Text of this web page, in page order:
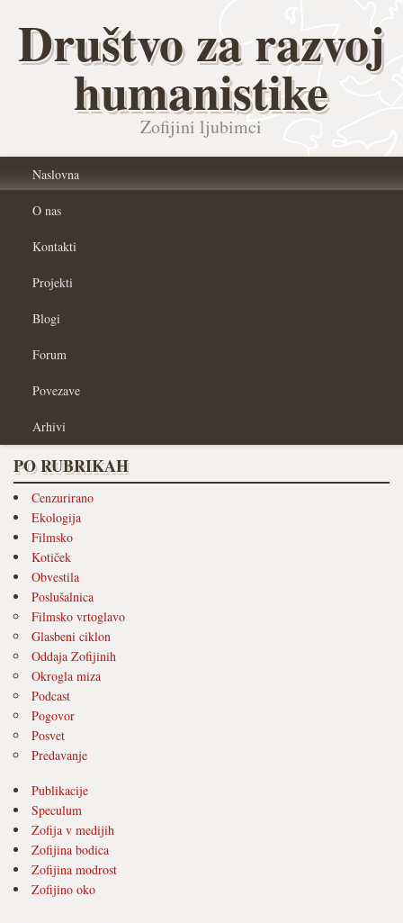
Društvo za razvoj
humanistike
Zofijini ljubimci
Naslovna
O nas
Kontakti
Projekti
Blogi
Forum
Povezave
Arhivi
PO RUBRIKAH
Cenzurirano
Ekologija
Filmsko
Kotiček
Obvestila
Poslušalnica
Filmsko vrtoglavo
Glasbeni ciklon
Oddaja Zofijinih
Okrogla miza
Podcast
Pogovor
Posvet
Predavanje
Publikacije
Speculum
Zofija v medijih
Zofijina bodica
Zofijina modrost
Zofijino oko